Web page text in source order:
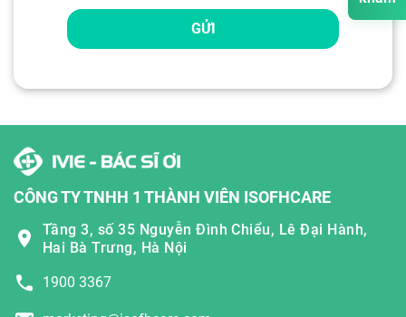
GỬI
CÔNG TY TNHH 1 THÀNH VIÊN ISOFHCARE
Tầng 3, số 35 Nguyễn Đình Chiểu, Lê Đại Hành,
Hai Bà Trưng, Hà Nội
1900 3367